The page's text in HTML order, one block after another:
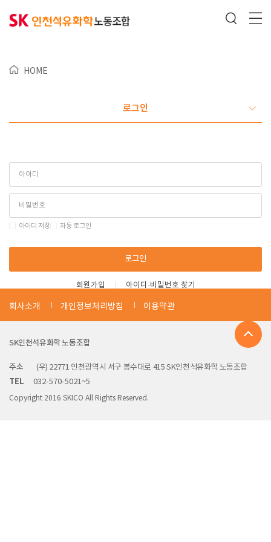
HOME
로그인
아이디 저장 자동 로그인
로그인
회원가입 아이디·비밀번호 찾기
회사소개 개인정보처리방침 이용약관
SK인천석유화학 노동조합
주소 (우) 22771 인천광역시 서구 봉수대로 415 SK인천석유화학 노동조합
TEL 032-570-5021~5
Copyright 2016 SKICO All Rights Reserved.